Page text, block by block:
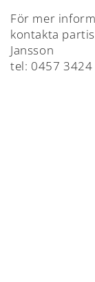
För mer
kontakta
Jansson
tel: 0457 3424